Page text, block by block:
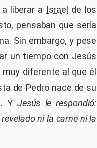
liberar a Israel de los
pensaban que sería
Sin embargo, y pese
un tiempo con Jesús
diferente al que él
de Pedro nace de su
Y Jesús le respondió:
ni la carne ni la